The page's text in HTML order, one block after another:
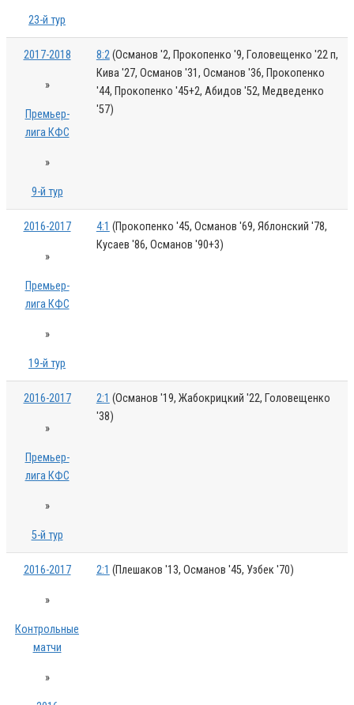
23-й тур
2017-2018
»
Премьер-
лига КФС
»
9-й тур
8:2(Османов '2, Прокопенко '9, Головещенко '22 п,
Кива '27, Османов '31, Османов '36, Прокопенко
'44, Прокопенко '45+2, Абидов '52, Медведенко
'57)
2016-2017
»
Премьер-
лига КФС
»
19-й тур
4:1 (Прокопенко '45, Османов '69, Яблонский '78,
Кусаев '86, Османов '90+3)
2016-2017
»
Премьер-
лига КФС
»
5-й тур
2:1 (Османов '19, Жабокрицкий '22, Головещенко
'38)
2016-2017
»
Контрольные
матчи
»
2:1 (Плешаков '13, Османов '45, Узбек '70)